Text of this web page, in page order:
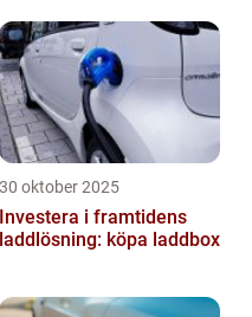
30 oktober 2025
Investera i framtidens
laddlösning: köpa laddbox